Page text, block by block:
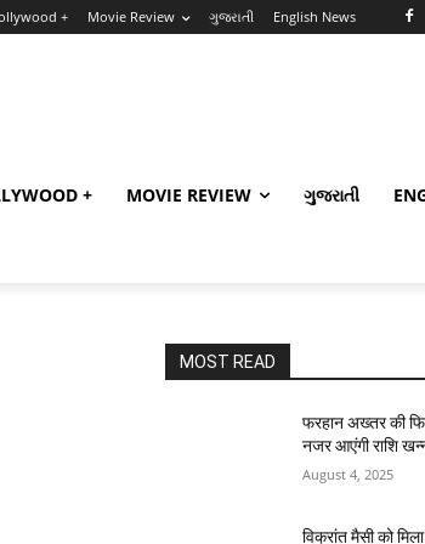
+ Movie Review ગુજરાતી English News
+ MOVIE REVIEW ગુજરાતી
MOST READ
फरहान अख्तर की
नजर आएंगी राशि
August 4, 2025
विक्रांत मैसी को